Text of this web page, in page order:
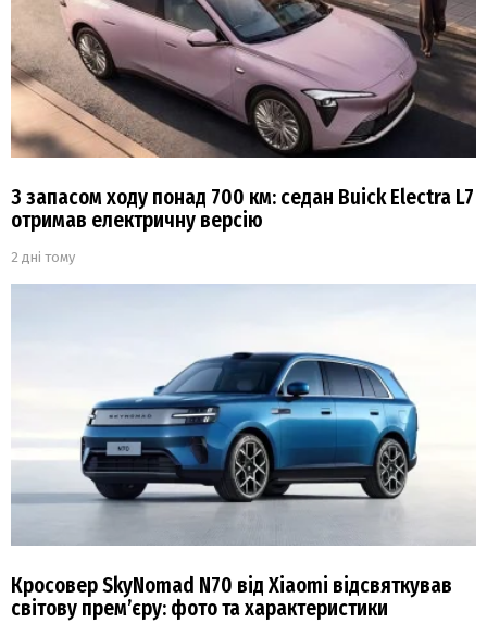
З запасом ходу понад 700 км: седан Buick Electra L7
отримав електричну версію
2 дні тому
Кросовер SkyNomad N70 від Xiaomi відсвяткував
світову прем’єру: фото та характеристики